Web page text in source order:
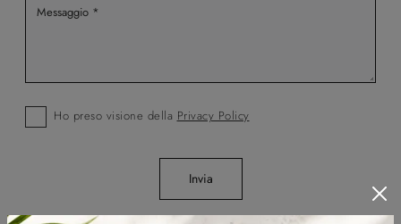
Ho preso visione della Privacy Policy
Invia